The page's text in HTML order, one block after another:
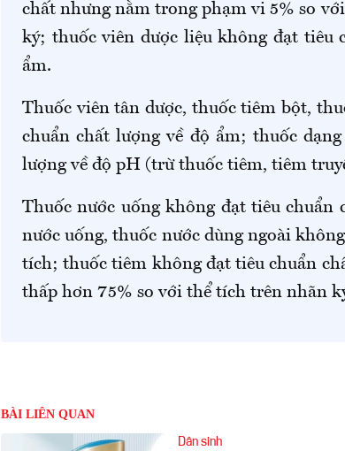
chất nhưng nằm trong phạm vi 5% so
ký; thuốc viên dược liệu không đạt tiêu
ẩm.
Thuốc viên tân dược, thuốc tiêm bột,
chuẩn chất lượng về độ ẩm; thuốc
lượng về độ pH (trừ thuốc tiêm, tiêm
Thuốc nước uống không đạt tiêu chuẩn
nước uống, thuốc nước dùng ngoài
tích; thuốc tiêm không đạt tiêu chuẩn
thấp hơn 75% so với thể tích trên nhãn
BÀI LIÊN QUAN
Dân sinh